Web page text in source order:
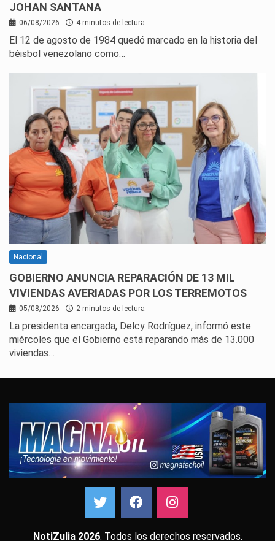
JOHAN SANTANA
06/08/2026 4 minutos de lectura
El 12 de agosto de 1984 quedó marcado en la historia del
béisbol venezolano como…
Nacional
GOBIERNO ANUNCIA REPARACIÓN DE 13 MIL
VIVIENDAS AVERIADAS POR LOS TERREMOTOS
05/08/2026 2 minutos de lectura
La presidenta encargada, Delcy Rodríguez, informó este
miércoles que el Gobierno está reparando más de 13.000
viviendas…
NotiZulia 2026. Todos los derechos reservados.